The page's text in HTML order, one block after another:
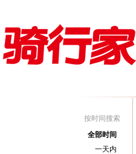
按时间搜索
全部时间
一天内